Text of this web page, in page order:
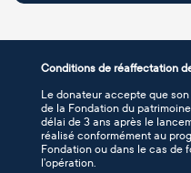
Conditions de réaffectation
Le donateur accepte que
de la Fondation du
délai de 3 ans après le
réalisé conformément au
Fondation ou dans le cas de
l’opération.